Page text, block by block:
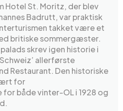
Hotel St. Moritz, der blev
Badrutt, var praktisk
takket være et
britiske sommergæster.
skrev igen historie i
allerførste
Restaurant. Den historiske
for
både vinter-OL i 1928 og